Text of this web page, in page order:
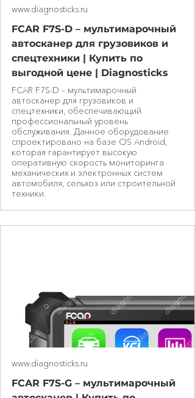
www.diagnosticks.ru
FCAR F7S-D – мультимарочный
автосканер для грузовиков и
спецтехники | Купить по
выгодной цене | Diagnosticks
FCAR F7S-D – мультимарочный
автосканер для грузовиков и
спецтехники, обеспечивающий
профессиональный уровень
обслуживания. Данное оборудование
спроектировано на базе OS Android,
которая гарантирует высокую
оперативную скорость мониторинга
механических и электронных систем
автомобиля, сельхоз или строительной
техники.
www.diagnosticks.ru
FCAR F7S-G – мультимарочный